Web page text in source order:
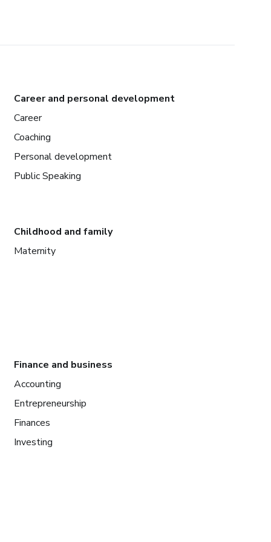
Career and personal development
Career
Coaching
Personal development
Public Speaking
Childhood and family
Maternity
Finance and business
Accounting
Entrepreneurship
Finances
Investing